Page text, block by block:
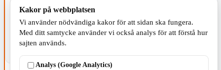
Kakor på webbplatsen
Vi använder nödvändiga kakor för att sidan ska fungera.
Med ditt samtycke använder vi också analys för att förstå hur
sajten används.
Analys (Google Analytics)